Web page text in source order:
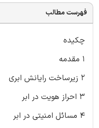
فهرست مطالب
چکیده
۱ مقدمه
۲ زیرساخت رایانش ابری
۳ احراز هویت در ابر
۴ مسائل امنیتی در ابر